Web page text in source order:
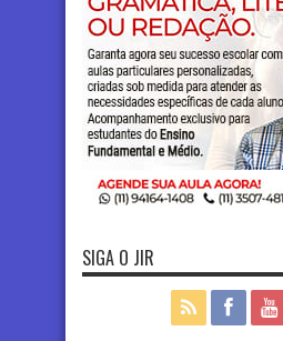
SIGA O JIR